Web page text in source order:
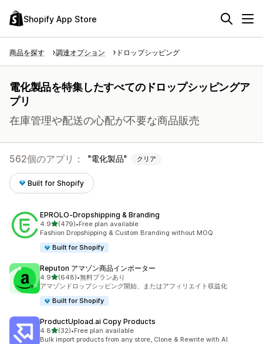
Shopify App Store
商品を探す 調達オプション ドロップシッピング
電化製品を特集したすべてのドロップシッピングア
プリ
在庫管理や配送の心配が不要な商品販売
562個のアプリ： 電化製品 クリア
Built for Shopify
EPROLO‑Dropshipping & Branding
4.95つ星中
(479)
合計レビュー数：479件
•Free plan available
Fashion Dropshipping & Custom Branding without MOQ
Built for Shopify
Reputon アマゾン商品インポーター
4.95つ星中
(648)
合計レビュー数：648件
•無料プランあり
アマゾンドロップシッピング開始、またはアフィリエイト収益化
Built for Shopify
ProductUpload.ai Copy Products
4.85つ星中
(32)
合計レビュー数：32件
•Free plan available
Bulk import products from any store, Clone & Rewrite with AI